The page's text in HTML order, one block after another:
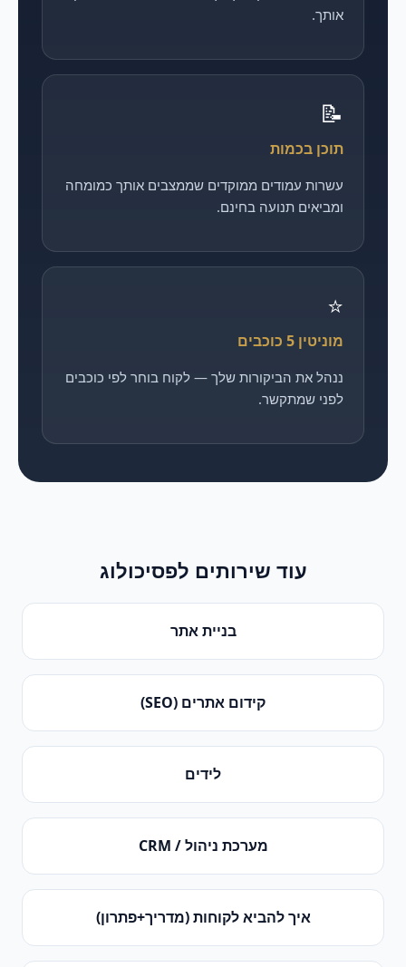
אותך.
📝
תוכן בכמות
עשרות עמודים ממוקדים שממצבים אותך כמומחה
ומביאים תנועה בחינם.
⭐
מוניטין 5 כוכבים
ננהל את הביקורות שלך — לקוח בוחר לפי כוכבים
לפני שמתקשר.
עוד שירותים לפסיכולוג
בניית אתר
קידום אתרים (SEO)
לידים
מערכת ניהול / CRM
איך להביא לקוחות (מדריך+פתרון)